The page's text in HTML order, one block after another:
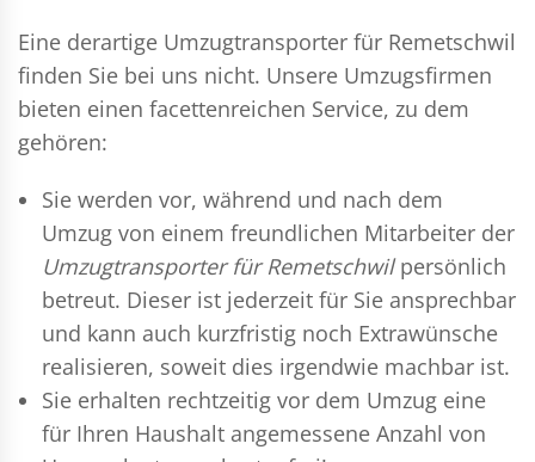
Eine derartige Umzugtransporter für Remetschwil
finden Sie bei uns nicht. Unsere Umzugsfirmen
bieten einen facettenreichen Service, zu dem
gehören:
Sie werden vor, während und nach dem
Umzug von einem freundlichen Mitarbeiter der
Umzugtransporter für Remetschwilpersönlich
betreut. Dieser ist jederzeit für Sie ansprechbar
und kann auch kurzfristig noch Extrawünsche
realisieren, soweit dies irgendwie machbar ist.
Sie erhalten rechtzeitig vor dem Umzug eine
für Ihren Haushalt angemessene Anzahl von